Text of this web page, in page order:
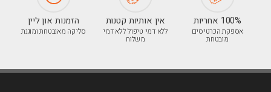
100% אחריות
אספקת הכרטיסים
מובטחת
אין אותיות קטנות
ללא דמי טיפול ללא דמי
משלוח
הזמנות און ליין
סליקה מאובטחת ומוגנת